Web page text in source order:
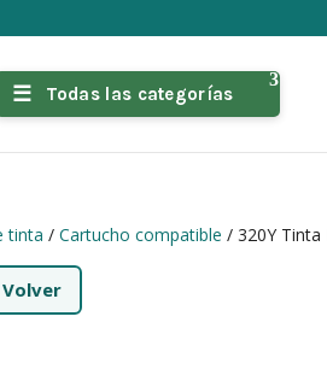
Todas las categorías
tinta /Cartucho compatible / 320Y Tinta
Volver